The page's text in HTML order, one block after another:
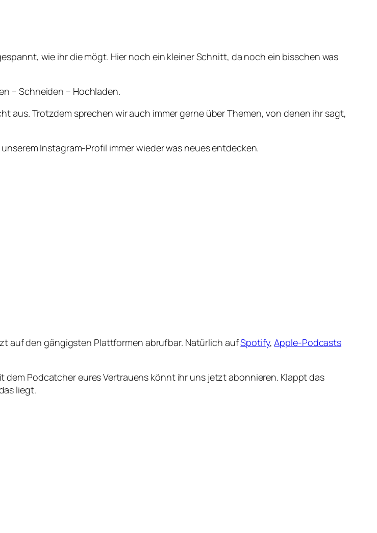
wie ihr die mögt. Hier noch ein kleiner Schnitt, da noch ein bisschen was
– Schneiden – Hochladen.
aus. Trotzdem sprechen wir auch immer gerne über Themen, von denen ihr sagt,
Instagram-Profil immer wieder was neues entdecken.
auf den gängigsten Plattformen abrufbar. Natürlich aufSpotify,Apple-Podcasts
Podcatcher eures Vertrauens könnt ihr uns jetzt abonnieren. Klappt das
liegt.